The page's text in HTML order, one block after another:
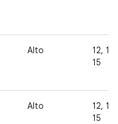
Alto
12,
15
Alto
12,
15